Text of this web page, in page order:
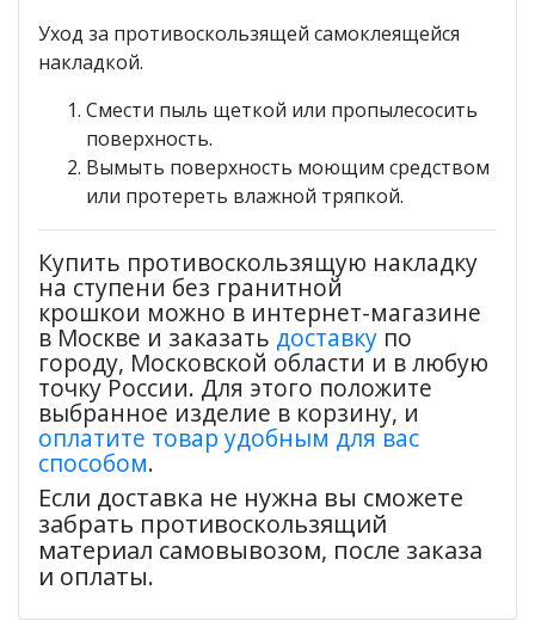
Уход за противоскользящей самоклеящейся
накладкой.
Смести пыль щеткой или пропылесосить
поверхность.
Вымыть поверхность моющим средством
или протереть влажной тряпкой.
Купить противоскользящую накладку
на ступени без гранитной
крошкои можно в интернет-магазине
в Москве и заказать доставку по
городу, Московской области и в любую
точку России. Для этого положите
выбранное изделие в корзину, и
оплатите товар удобным для вас
способом.
Если доставка не нужна вы сможете
забрать противоскользящий
материал самовывозом, после заказа
и оплаты.